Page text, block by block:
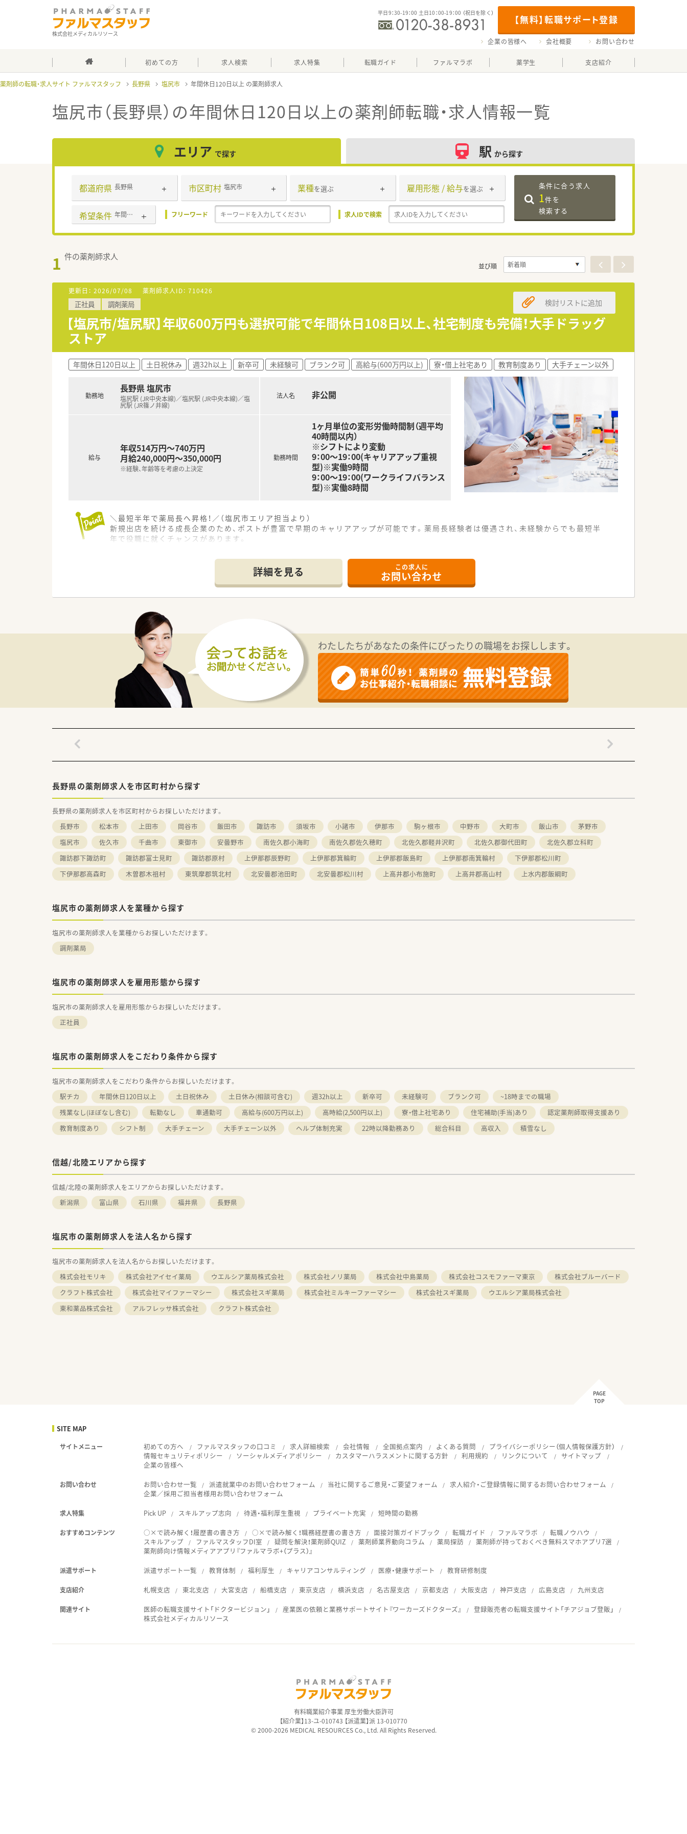
株式会社メディカルリソース
【無料】転職サポート登録
平日9：30-19：00 土日10：00-19：00 （祝日を除く）
企業の皆様へ 会社概要 お問い合わせ
初めての方 求人検索 求人特集 転職ガイド ファルマラボ 薬学生 支店紹介
薬剤師の転職・求人サイト ファルマスタッフ 長野県 塩尻市 年間休日120日以上
塩尻市（長野県）の年間休日120日以上の薬剤師転職・求人情報一覧
エリア で探す 駅 から探す
都道府県 長野県 市区町村 塩尻市 業種を選ぶ 雇用形態 / 給与を選ぶ
希望条件 年間休日120日以上 フリーワード 求人IDで検索
条件に合う求人
1件を
検索する
1 件の薬剤師求人
並び順
更新日： 2026/07/08 薬剤師求人ID： 710426
正社員 調剤薬局
【塩尻市/塩尻駅】年収600万円も選択可能で年間休日108日以上、社宅制度も完備！大手ドラッグ
ストア
検討リストに追加
年間休日120日以上 土日祝休み 週32h以上 新卒可 未経験可 ブランク可 高給与(600万円以上) 寮・借上社宅あり 教育制度あり 大手チェーン以外
勤務地
長野県 塩尻市
塩尻駅 (JR中央本線)／塩尻駅 (JR中央本線)／塩
尻駅 (JR篠ノ井線)
給与
年収514万円～740万円
月給240,000円～350,000円
※経験、年齢等を考慮の上決定
法人名 非公開
勤務時間
1ヶ月単位の変形労働時間制（週平均
40時間以内）
※シフトにより変動
9：00～19：00(キャリアアップ重視
型)※実働9時間
9：00～19：00(ワークライフバランス
型)※実働8時間
＼最短半年で薬局長へ昇格！／（塩尻市エリア担当より）
新規出店を続ける成長企業のため、ポストが豊富で早期のキャリアアップが可能です。薬局長経験者は優遇され、未経験からでも最短半
年で役職に就くチャンスがあります。
【店舗情報と応需状況について】
■長野県塩尻市に位置するこちらの薬局では、近近隣の医療機関から面対応で処方箋を受け付けております。
■1日の処方箋応需枚数は平均70枚から80枚となっており、様々な科目の処方箋を学ぶことができます。
■局内では常に3名から4名の薬剤師が勤務しており、お互いに協力しながら日々の業務に励んでいます。
【法人特徴について】
■創業150年以上の歴史を誇り、北陸地方を中心に全国で600店舗以上を展開している成長企業です。
■ヘルスやビューティーだけでなく調剤も1つに集約した、利便性の高い店舗作りを特長としています。
■地域になくてはならないかかりつけ薬局を目指し、健康と美と衛生において社会貢献を続けています。
【こんな取り組みをしています】
■音声入力の薬歴システムやピッキングサポートシステムなど、最新の機械を積極的に導入しています。
■投薬カウンターには薬歴閲覧用のタブレットが設置されており、スムーズな服薬指導に役立てています。
■徹底したシステムの活用により、調剤過誤率は月あたり0.02%程度と極めて低い数値を維持しています。
詳細を見る この求人に
お問い合わせ
わたしたちがあなたの条件にぴったりの職場をお探しします。
長野県の薬剤師求人を市区町村から探す
長野県の薬剤師求人を市区町村からお探しいただけます。
長野市
松本市 上田市 岡谷市 飯田市 諏訪市 須坂市 小諸市 伊那市 駒ヶ根市 中野市 大町市 飯山市
茅野市
塩尻市
佐久市 千曲市 東御市 安曇野市 南佐久郡小海町 南佐久郡佐久穂町 北佐久郡軽井沢町 北佐久郡御代田町
北佐久郡立科町
諏訪郡下諏訪町
諏訪郡富士見町 諏訪郡原村 上伊那郡辰野町 上伊那郡箕輪町 上伊那郡飯島町 上伊那郡南箕輪村
下伊那郡松川町
下伊那郡高森町
木曽郡木祖村 東筑摩郡筑北村 北安曇郡池田町 北安曇郡松川村 上高井郡小布施町 上高井郡高山村 上水内郡飯綱町
塩尻市の薬剤師求人を業種から探す
塩尻市の薬剤師求人を業種からお探しいただけます。
調剤薬局
塩尻市の薬剤師求人を雇用形態から探す
塩尻市の薬剤師求人を雇用形態からお探しいただけます。
正社員
塩尻市の薬剤師求人をこだわり条件から探す
塩尻市の薬剤師求人をこだわり条件からお探しいただけます。
駅チカ
年間休日120日以上 土日祝休み 土日休み(相談可含む) 週32h以上 新卒可 未経験可 ブランク可
~18時までの職場
残業なし(ほぼなし含む)
転勤なし 車通勤可 高給与(600万円以上) 高時給(2,500円以上) 寮・借上社宅あり 住宅補助(手当)あり
認定薬剤師取得支援あり
教育制度あり
シフト制 大手チェーン 大手チェーン以外 ヘルプ体制充実 22時以降勤務あり 総合科目 高収入 積雪なし
信越/北陸エリアから探す
信越/北陸の薬剤師求人をエリアからお探しいただけます。
新潟県
富山県 石川県 福井県 長野県
塩尻市の薬剤師求人を法人名から探す
塩尻市の薬剤師求人を法人名からお探しいただけます。
株式会社モリキ
株式会社アイセイ薬局 ウエルシア薬局株式会社 株式会社ノリ薬局 株式会社中島薬局 株式会社コスモファーマ東京
株式会社ブルーバード
クラフト株式会社
株式会社マイファーマシー 株式会社スギ薬局 株式会社ミルキーファーマシー 株式会社スギ薬局
ウエルシア薬局株式会社
東和薬品株式会社
アルフレッサ株式会社 クラフト株式会社
PAGE
TOP
SITE MAP
サイトメニュー 初めての方へ ファルマスタッフの口コミ 求人詳細検索 会社情報 全国拠点案内 よくある質問
プライバシーポリシー（個人情報保護方針）
情報セキュリティポリシー
ソーシャルメディアポリシー カスタマーハラスメントに関する方針 利用規約 リンクについて
サイトマップ
企業の皆様へ
お問い合わせ お問い合わせ一覧 派遣就業中のお問い合わせフォーム 当社に関するご意見・ご要望フォーム
求人紹介・ご登録情報に関するお問い合わせフォーム
企業／採用ご担当者様用お問い合わせフォーム
求人特集 Pick UP スキルアップ志向 待遇・福利厚生重視 プライベート充実 短時間の勤務
おすすめコンテンツ ○×で読み解く！履歴書の書き方 ○×で読み解く！職務経歴書の書き方 面接対策ガイドブック 転職ガイド ファルマラボ
転職ノウハウ
スキルアップ
ファルマスタッフDI室 疑問を解決！薬剤師QUIZ 薬剤師業界動向コラム 薬局探訪
薬剤師が持っておくべき無料スマホアプリ7選
薬剤師向け情報メディアアプリ『ファルマラボ+（プラス）』
派遣サポート 派遣サポート一覧 教育体制 福利厚生 キャリアコンサルティング 医療・健康サポート 教育研修制度
支店紹介 札幌支店 東北支店 大宮支店 船橋支店 東京支店 横浜支店 名古屋支店 京都支店 大阪支店 神戸支店 広島支店 九州支店
関連サイト 医師の転職支援サイト「ドクタービジョン」 産業医の依頼と業務サポートサイト『ワーカーズドクターズ』
登録販売者の転職支援サイト「チアジョブ登販」
株式会社メディカルリソース
有料職業紹介事業 厚生労働大臣許可
【紹介業】13-ユ-010743 【派遣業】派 13-010770
© 2000-2026 MEDICAL RESOURCES Co., Ltd. All Rights Reserved.